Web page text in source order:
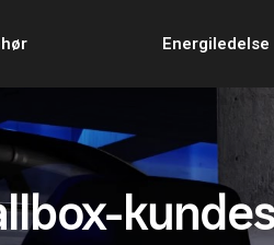
Energiledelse